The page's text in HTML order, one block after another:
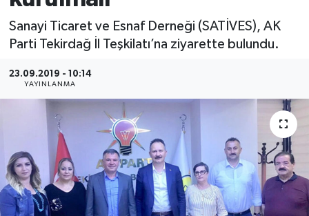
Sanayi Ticaret ve Esnaf Derneği (SATİVES), AK
Parti Tekirdağ İl Teşkilatı’na ziyarette bulundu.
23.09.2019 - 10:14
YAYINLANMA
Resmi Reklamlar
Tekirdağ
Ekonomi
Sağlık
Teknoloji
Son Dakika Haberleri
Haber Arşivi